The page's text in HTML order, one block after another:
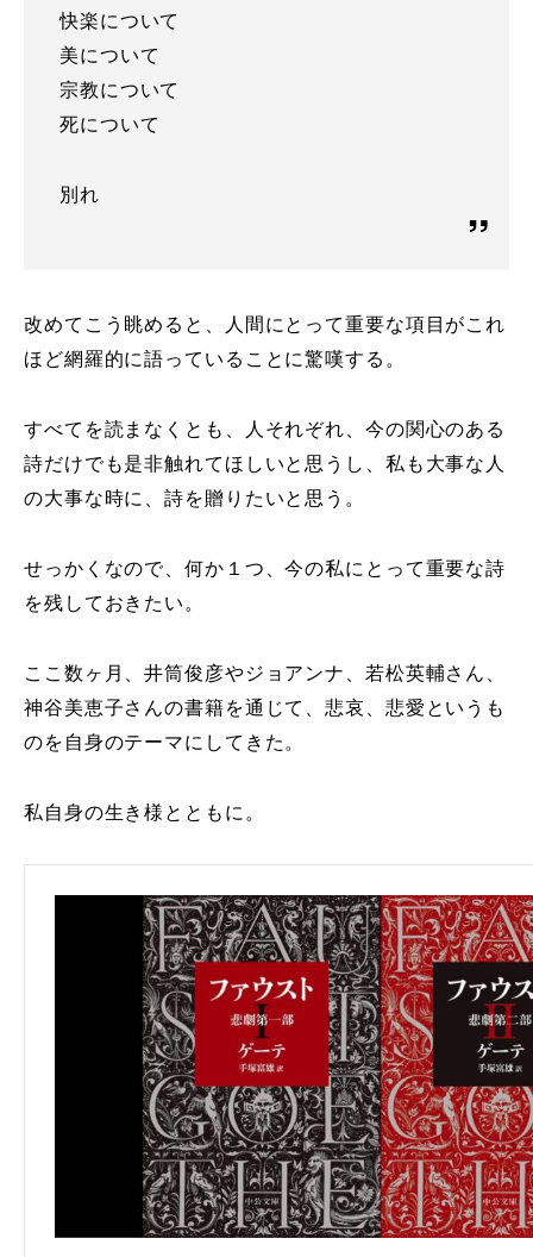
快楽について
美について
宗教について
死について
別れ
改めてこう眺めると、人間にとって重要な項目がこれ
ほど網羅的に語っていることに驚嘆する。
すべてを読まなくとも、人それぞれ、今の関心のある
詩だけでも是非触れてほしいと思うし、私も大事な人
の大事な時に、詩を贈りたいと思う。
せっかくなので、何か１つ、今の私にとって重要な詩
を残しておきたい。
ここ数ヶ月、井筒俊彦やジョアンナ、若松英輔さん、
神谷美恵子さんの書籍を通じて、悲哀、悲愛というも
のを自身のテーマにしてきた。
私自身の生き様とともに。